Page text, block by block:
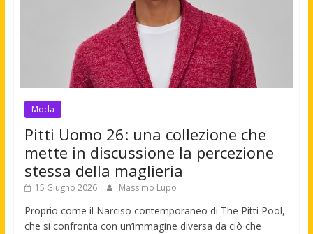
Moda
Pitti Uomo 26: una collezione che
mette in discussione la percezione
stessa della maglieria
15 Giugno 2026 Massimo Lupo
Proprio come il Narciso contemporaneo di The Pitti Pool,
che si confronta con un’immagine diversa da ciò che